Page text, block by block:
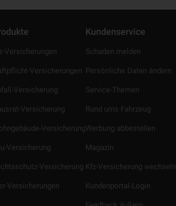
Versicherungen
Versicherungen
Versicherung
Versicherung
Versicherung
Versicherung
Versicherung
Versicherungen
Kundenservice
Schaden melden
Persönliche Daten ändern
Service-Themen
Rund ums Fahrzeug
Werbung abbestellen
Magazin
Kfz-Versicherung wechseln
Kundenportal-Login